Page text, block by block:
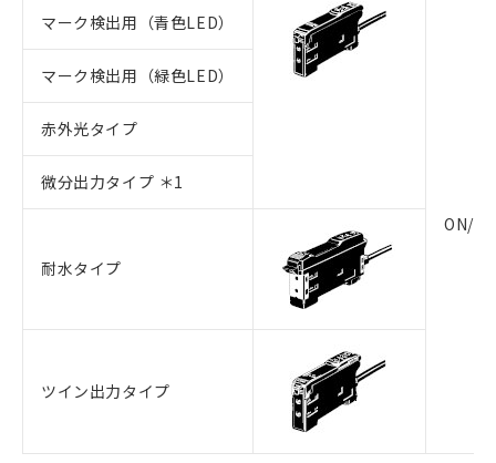
マーク検出用（青色LED）
ON/
マーク検出用（緑色LED）
赤外光タイプ
微分出力タイプ ＊1
耐水タイプ
ツイン出力タイプ